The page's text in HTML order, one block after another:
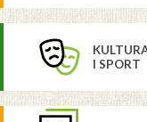
I SPORT